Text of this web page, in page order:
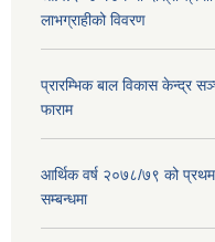
लाभग्राहीको विवरण
प्रारम्भिक बाल विकास केन्द्र
फाराम
आर्थिक वर्ष २०७८/७९ को प्रथम
सम्बन्धमा